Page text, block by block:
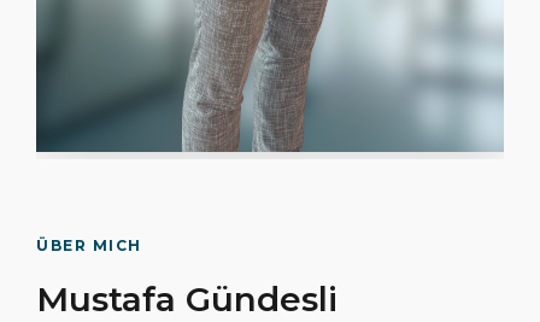
ÜBER MICH
Mustafa Gündesli